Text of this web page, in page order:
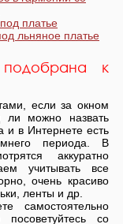
к
если за окном
ли можно назвать
в Интернете есть
периода. В
аккуратно
учитывать все
очень красиво
ленты и др.
самостоятельно
со